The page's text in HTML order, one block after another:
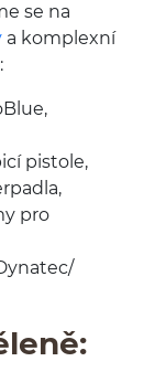
se na
a kom­plexní
pistole,
pro